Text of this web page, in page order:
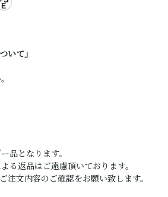
いて」
品となります。
る返品はご遠慮頂いております。
文内容のご確認をお願い致します。